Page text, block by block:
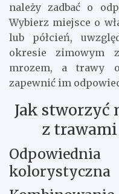
należy zadbać o
Wybierz miejsce o
lub półcień,
okresie zimowym
mrozem, a trawy
zapewnić im
Jak stworzyć
z
kolorystyczna